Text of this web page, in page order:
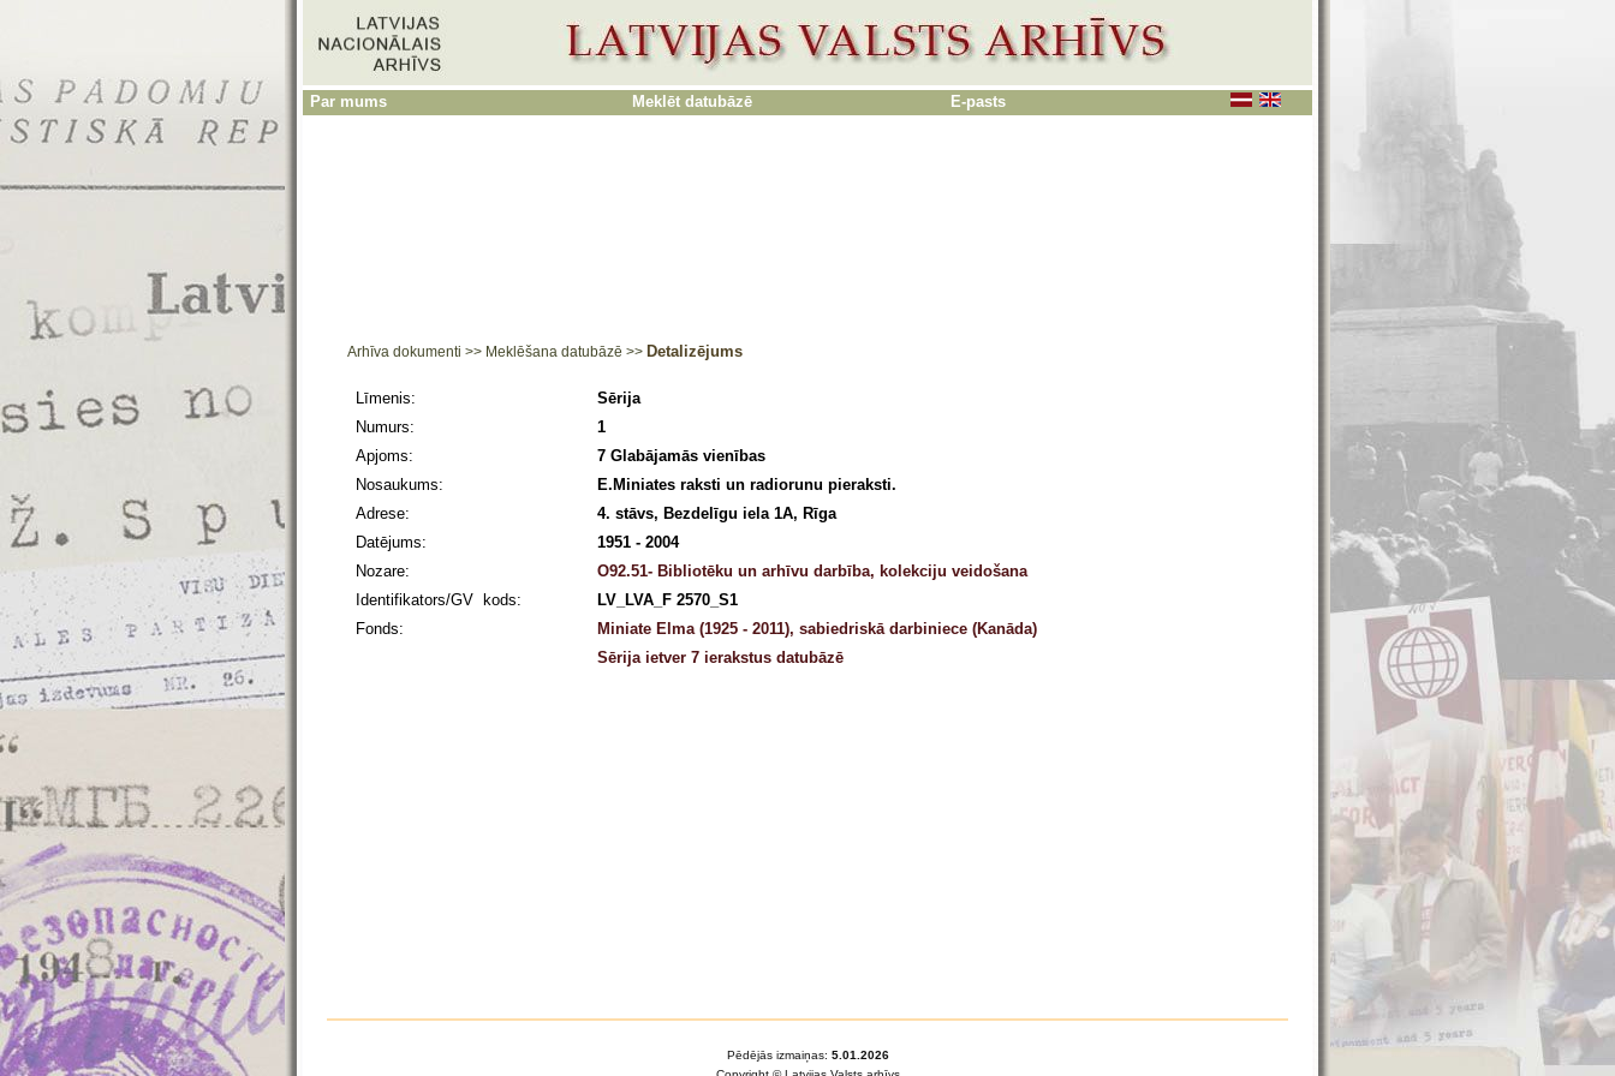
Par mums Meklēt datubāzē E-pasts
Arhīva dokumenti >> Meklēšana datubāzē >> Detalizējums
Līmenis:
Sērija
Numurs:
1
Apjoms:
7 Glabājamās vienības
Nosaukums:
E.Miniates raksti un radiorunu pieraksti.
Adrese:
4. stāvs, Bezdelīgu iela 1A, Rīga
Datējums:
1951 - 2004
Nozare:
O92.51- Bibliotēku un arhīvu darbība, kolekciju veidošana
Identifikators/GV kods:
LV_LVA_F 2570_S1
Fonds:
Miniate Elma (1925 - 2011), sabiedriskā darbiniece (Kanāda)
Sērija ietver 7 ierakstus datubāzē
Pēdējās izmaiņas: 5.01.2026